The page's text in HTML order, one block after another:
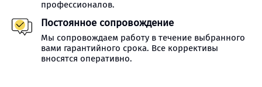
профессионалов.
Постоянное сопровождение
Мы сопровождаем работу в течение выбранного
вами гарантийного срока. Все коррективы
вносятся оперативно.